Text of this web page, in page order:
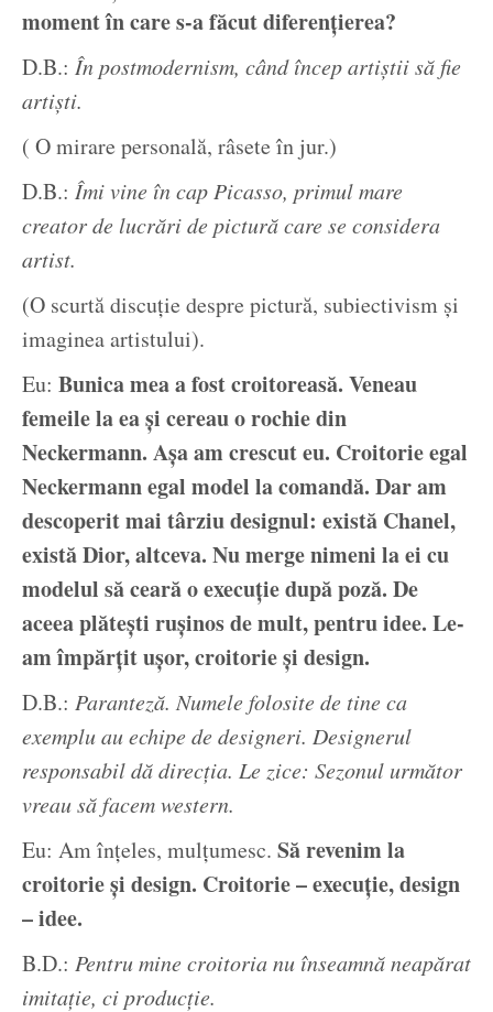
moment în care s-a făcut diferențierea?
D.B.: În postmodernism, când încep artiștii să fie
artiști.
( O mirare personală, râsete în jur.)
D.B.: Îmi vine în cap Picasso, primul mare
creator de lucrări de pictură care se considera
artist.
(O scurtă discuție despre pictură, subiectivism și
imaginea artistului).
Eu: Bunica mea a fost croitoreasă. Veneau
femeile la ea și cereau o rochie din
Neckermann. Așa am crescut eu. Croitorie egal
Neckermann egal model la comandă. Dar am
descoperit mai târziu designul: există Chanel,
există Dior, altceva. Nu merge nimeni la ei cu
modelul să ceară o execuție după poză. De
aceea plătești rușinos de mult, pentru idee. Le-
am împărțit ușor, croitorie și design.
D.B.: Paranteză. Numele folosite de tine ca
exemplu au echipe de designeri. Designerul
responsabil dă direcția. Le zice: Sezonul următor
vreau să facem western.
Eu: Am înțeles, mulțumesc. Să revenim la
croitorie și design. Croitorie – execuție, design
– idee.
B.D.: Pentru mine croitoria nu înseamnă neapărat
imitație, ci producție.